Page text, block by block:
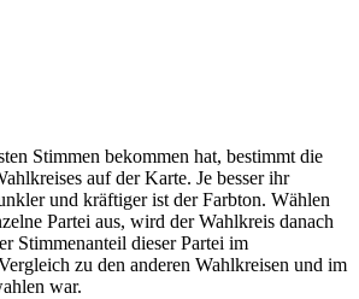
Stimmen bekommen hat, bestimmt die
auf der Karte. Je besser ihr
und kräftiger ist der Farbton. Wählen
Partei aus, wird der Wahlkreis danach
Stimmenanteil dieser Partei im
zu den anderen Wahlkreisen und im
war.